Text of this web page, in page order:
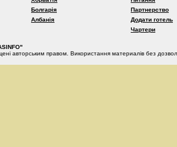
Болгарія
Албанія
Партнерство
Додати готель
Чартери
авторським правом. Використання материалів без